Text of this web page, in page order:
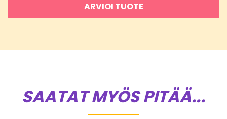
ARVIOI TUOTE
SAATAT MYÖS PITÄÄ...